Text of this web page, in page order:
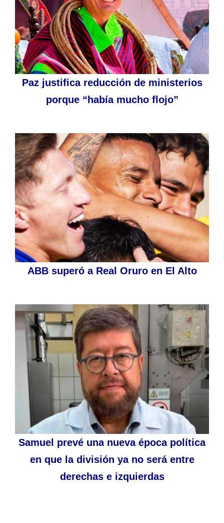
Paz justifica reducción de ministerios
porque “había mucho flojo”
ABB superó a Real Oruro en El Alto
Samuel prevé una nueva época política
en que la división ya no será entre
derechas e izquierdas